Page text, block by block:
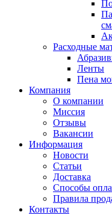
Расходные
Ленты
Пена
Компания
О компании
Миссия
Отзывы
Вакансии
Информация
Новости
Статьи
Доставка
Способы
Правила
Контакты